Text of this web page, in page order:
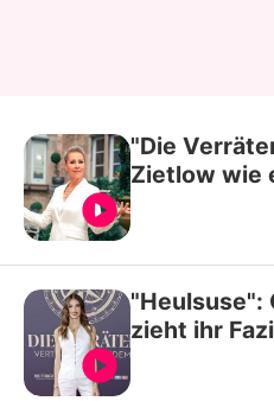
"Die
Zietlow wie
"Heulsuse":
zieht ihr